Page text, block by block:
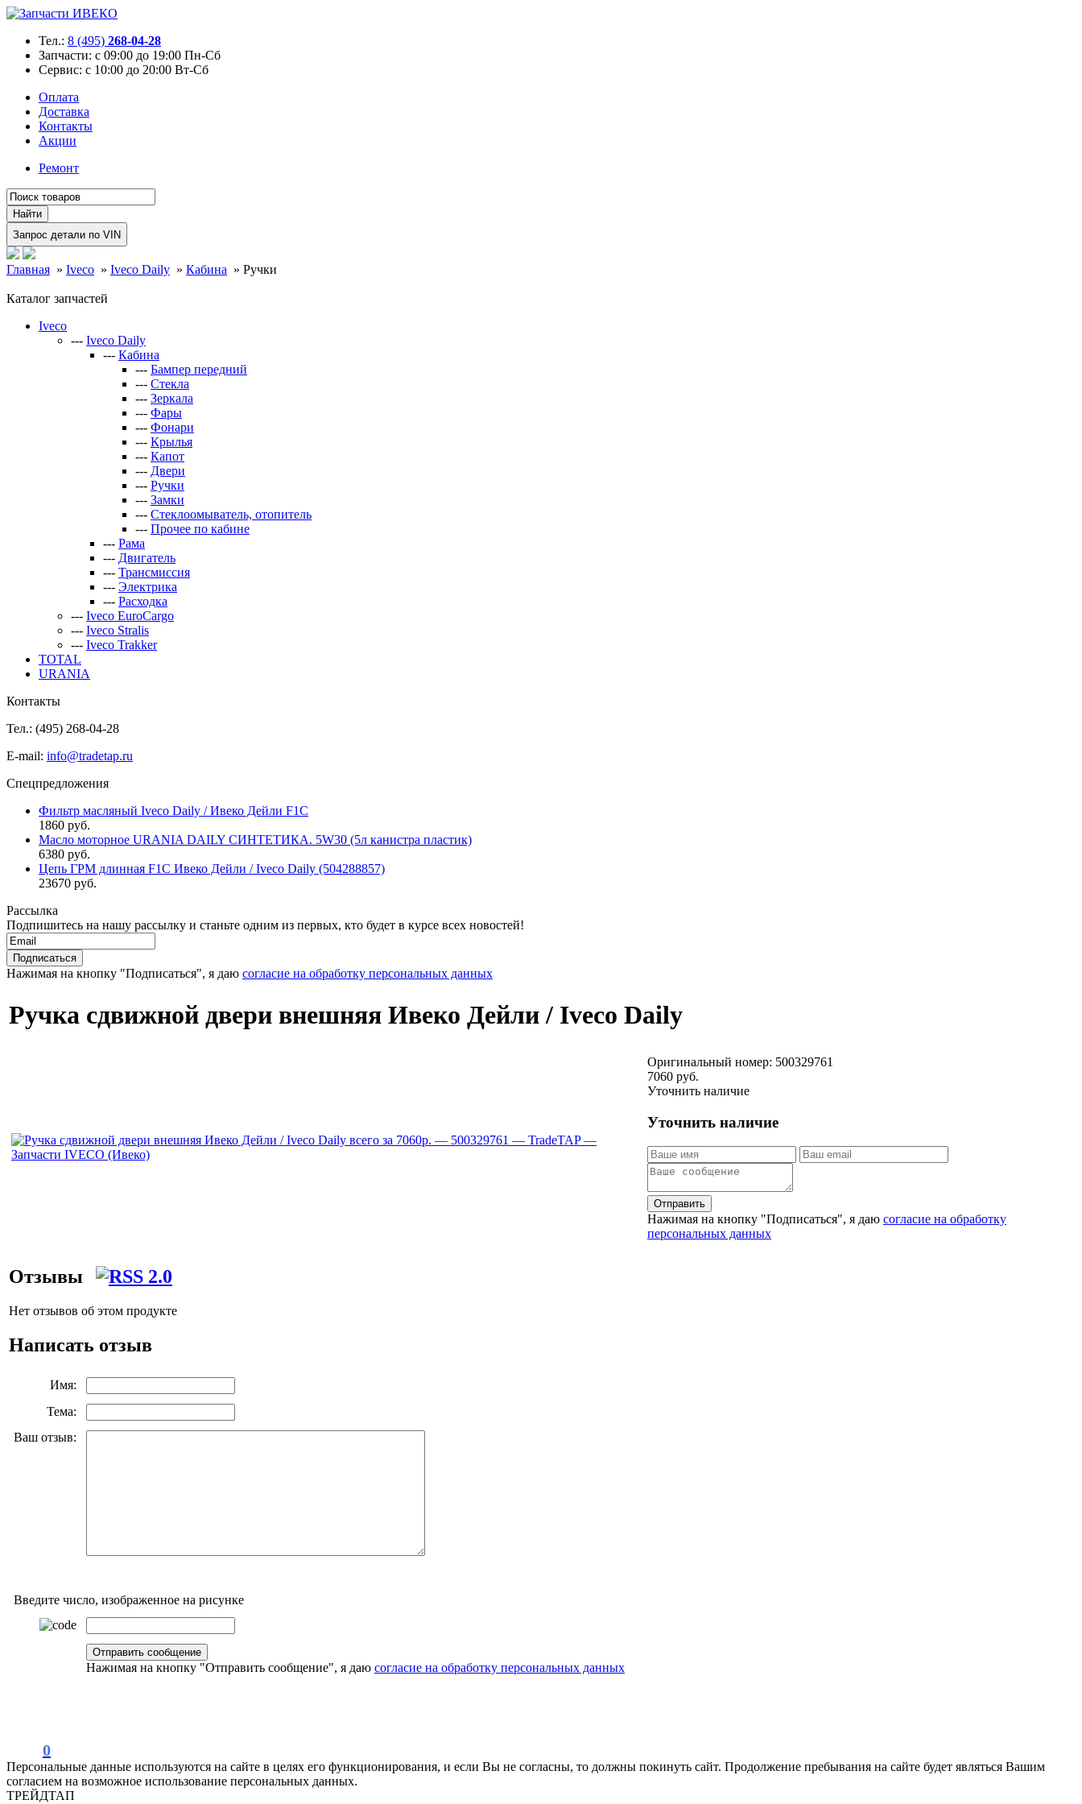
Тел.: 8 (495) 268-04-28
Запчасти: с 09:00 до 19:00 Пн-Сб
Сервис: с 10:00 до 20:00 Вт-Сб
Оплата
Доставка
Контакты
Акции
Ремонт
Главная » Iveco » Iveco Daily » Кабина » Ручки
Каталог запчастей
Iveco
--- Iveco Daily
--- Кабина
--- Бампер передний
--- Стекла
--- Зеркала
--- Фары
--- Фонари
--- Крылья
--- Капот
--- Двери
--- Ручки
--- Замки
--- Стеклоомыватель, отопитель
--- Прочее по кабине
--- Рама
--- Двигатель
--- Трансмиссия
--- Электрика
--- Расходка
--- Iveco EuroCargo
--- Iveco Stralis
--- Iveco Trakker
TOTAL
URANIA
Контакты
Тел.: (495) 268-04-28
E-mail: info@tradetap.ru
Спецпредложения
Фильтр масляный Iveco Daily / Ивеко Дейли F1C
1860 руб.
Масло моторное URANIA DAILY СИНТЕТИКА. 5W30 (5л канистра пластик)
6380 руб.
Цепь ГРМ длинная F1C Ивеко Дейли / Iveco Daily (504288857)
23670 руб.
Рассылка
Подпишитесь на нашу рассылку и станьте одним из первых, кто будет в курсе всех новостей!
Нажимая на кнопку "Подписаться", я даю согласие на обработку персональных данных
Ручка сдвижной двери внешняя Ивеко Дейли / Iveco Daily
Оригинальный номер: 500329761
7060 руб.
Уточнить наличие
Уточнить наличие
Отправить
Нажимая на кнопку "Подписаться", я даю согласие на обработку
персональных данных
Отзывы
Нет отзывов об этом продукте
Написать отзыв
Имя:
Тема:
Ваш отзыв:
Введите число, изображенное на рисунке
Нажимая на кнопку "Отправить сообщение", я даю согласие на обработку персональных данных
0
Персональные данные используются на сайте в целях его функционирования, и если Вы не согласны, то должны покинуть сайт. Продолжение пребывания на сайте будет являться Вашим
согласием на возможное использование персональных данных.
ТРЕЙДТАП